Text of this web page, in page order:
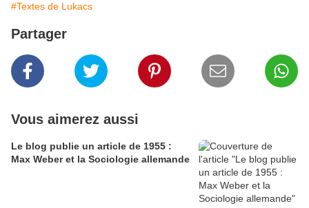
#Textes de Lukacs
Partager
Vous aimerez aussi
Le blog publie un article de 1955 :
Max Weber et la Sociologie allemande